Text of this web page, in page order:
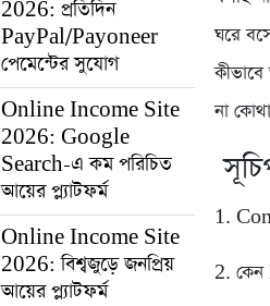
2026: প্রতিদিন
PayPal/Payoneer
পেমেন্টের সুযোগ
Online Income Site
2026: Google
Search-এ কম পরিচিত
আয়ের প্ল্যাটফর্ম
Online Income Site
2026: বিশ্বজুড়ে জনপ্রিয়
আয়ের প্ল্যাটফর্ম
ঘরে
না
1.
2.